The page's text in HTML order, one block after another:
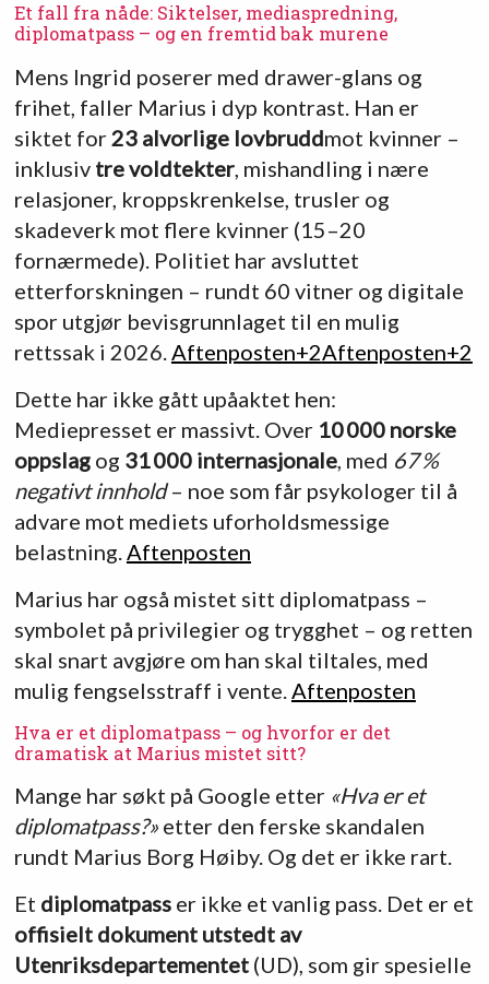
Et fall fra nåde: Siktelser, mediaspredning,
diplomatpass – og en fremtid bak murene
Mens Ingrid poserer med drawer-glans og
frihet, faller Marius i dyp kontrast. Han er
siktet for23 alvorlige lovbruddmot kvinner –
inklusiv tre voldtekter, mishandling i nære
relasjoner, kroppskrenkelse, trusler og
skadeverk mot flere kvinner (15–20
fornærmede). Politiet har avsluttet
etterforskningen – rundt 60 vitner og digitale
spor utgjør bevisgrunnlaget til en mulig
rettssak i 2026. Aftenposten+2Aftenposten+2
Dette har ikke gått upåaktet hen:
Mediepresset er massivt. Over 10 000 norske
oppslagog 31 000 internasjonale, med 67 %
negativt innhold– noe som får psykologer til å
advare mot mediets uforholdsmessige
belastning. Aftenposten
Marius har også mistet sitt diplomatpass –
symbolet på privilegier og trygghet – og retten
skal snart avgjøre om han skal tiltales, med
mulig fengselsstraff i vente.Aftenposten
Hva er et diplomatpass – og hvorfor er det
dramatisk at Marius mistet sitt?
Mange har søkt på Google etter «Hva er et
diplomatpass?»etter den ferske skandalen
rundt Marius Borg Høiby. Og det er ikke rart.
Et diplomatpasser ikke et vanlig pass. Det er et
offisielt dokument utstedt av
Utenriksdepartementet(UD), som gir spesielle